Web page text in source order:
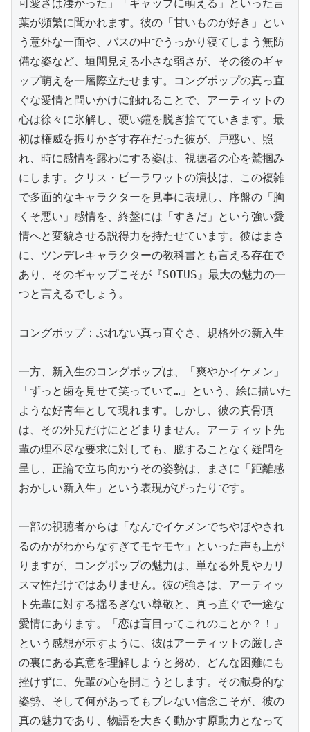
可愛さは凄かった」「ギャップに萌える」といった言
葉が頻繁に聞かれます。彼の「甘いものが好き」とい
う意外な一面や、バスの中でうっかり寝てしまう無防
備な姿など、垣間見える小さな弱さが、その後のギャ
ップ萌えを一層際立たせます。コングポップの真っ直
ぐな愛情と問いかけに触れることで、アーティットの
心は徐々に氷解し、硬い鎧を脱ぎ捨てていきます。最
初は権威を振りかざす存在だった彼が、戸惑い、照
れ、時に感情を露わにする姿は、視聴者の心を鷲掴み
にします。クリス・ピーラワットの演技は、この複雑
で多面的なキャラクターを見事に表現し、序盤の「胸
くそ悪い」感情を、終盤には「すきだ」という強い愛
情へと変貌させる説得力を持たせています。彼はまさ
に、ツンデレキャラクターの教科書とも言える存在で
あり、そのギャップこそが『SOTUS』最大の魅力の一
つと言えるでしょう。
コングポップ：ぶれない真っ直ぐさ、規格外の新入生
一方、新入生のコングポップは、「爽やかイケメン」
「ずっと歯を見せて笑っていて…」という、絵に描いた
ような好青年として現れます。しかし、彼の真骨頂
は、その外見だけにとどまりません。アーティット先
輩の理不尽な要求に対しても、臆することなく疑問を
呈し、正論で立ち向かうその姿勢は、まさに「距離感
おかしい新入生」という表現がぴったりです。
一部の視聴者からは「なんでイケメンでちやほやされ
るのかがわからなすぎてモヤモヤ」といった声も上が
りますが、コングポップの魅力は、単なる外見やカリ
スマ性だけではありません。彼の強さは、アーティッ
ト先輩に対する揺るぎない尊敬と、真っ直ぐで一途な
愛情にあります。「恋は盲目ってこれのことか？！」
という感想が示すように、彼はアーティットの厳しさ
の裏にある真意を理解しようと努め、どんな困難にも
挫けずに、先輩の心を開こうとします。その献身的な
姿勢、そして何があってもブレない信念こそが、彼の
真の魅力であり、物語を大きく動かす原動力となって